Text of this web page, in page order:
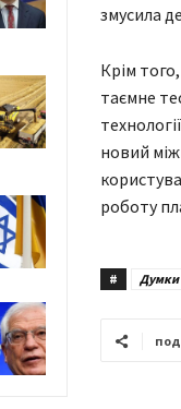
змусила
Крім
таємне
новий
роботу
# Думки